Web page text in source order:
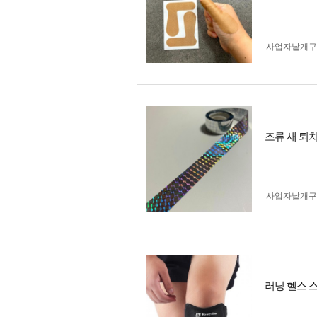
사업자 낱개
조류 새 퇴
사업자 낱개
러닝 헬스